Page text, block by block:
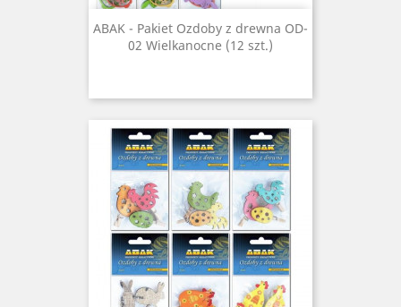
ABAK - Pakiet Ozdoby z drewna OD-
02 Wielkanocne (12 szt.)